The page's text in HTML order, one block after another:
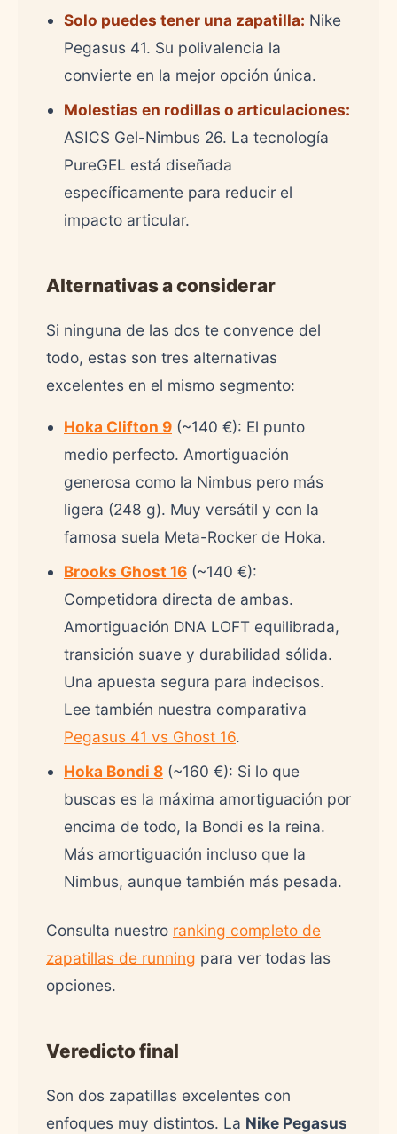
Solo puedes tener una zapatilla: Nike
Pegasus 41. Su polivalencia la
convierte en la mejor opción única.
Molestias en rodillas o articulaciones:
ASICS Gel-Nimbus 26. La tecnología
PureGEL está diseñada
específicamente para reducir el
impacto articular.
Alternativas a considerar
Si ninguna de las dos te convence del
todo, estas son tres alternativas
excelentes en el mismo segmento:
Hoka Clifton 9 (~140 €): El punto
medio perfecto. Amortiguación
generosa como la Nimbus pero más
ligera (248 g). Muy versátil y con la
famosa suela Meta-Rocker de Hoka.
Brooks Ghost 16 (~140 €):
Competidora directa de ambas.
Amortiguación DNA LOFT equilibrada,
transición suave y durabilidad sólida.
Una apuesta segura para indecisos.
Lee también nuestra comparativa
Pegasus 41 vs Ghost 16.
Hoka Bondi 8 (~160 €): Si lo que
buscas es la máxima amortiguación por
encima de todo, la Bondi es la reina.
Más amortiguación incluso que la
Nimbus, aunque también más pesada.
Consulta nuestro ranking completo de
zapatillas de running para ver todas las
opciones.
Veredicto final
Son dos zapatillas excelentes con
enfoques muy distintos. La Nike Pegasus